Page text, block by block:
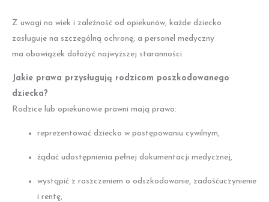
Z uwagi na wiek i zależność od opiekunów, każde dziecko
zasługuje na szczególną ochronę, a personel medyczny
ma obowiązek dołożyć najwyższej staranności.
Jakie prawa przysługują rodzicom poszkodowanego
dziecka?
Rodzice lub opiekunowie prawni mają prawo:
reprezentować dziecko w postępowaniu cywilnym,
żądać udostępnienia pełnej dokumentacji medycznej,
wystąpić z roszczeniem o odszkodowanie, zadośćuczynienie
i rentę,